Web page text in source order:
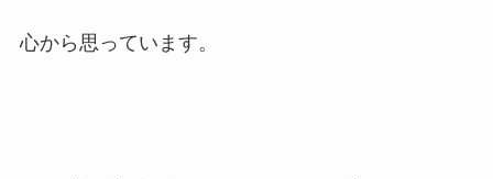
心から思っています。